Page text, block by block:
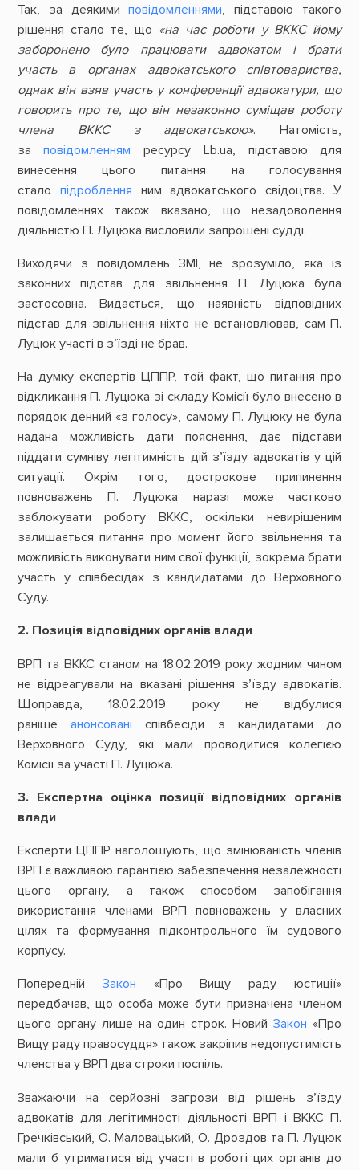
Так, за деякимиповідомленнями, підставою такого
рішення стало те, що «на час роботи у ВККС йому
заборонено було працювати адвокатом і брати
участь в органах адвокатського співтовариства,
однак він взяв участь у конференції адвокатури, що
говорить про те, що він незаконно суміщав роботу
члена ВККС з адвокатською». Натомість,
заповідомленням ресурсу Lb.ua, підставою для
винесення цього питання на голосування
стало підроблення ним адвокатського свідоцтва. У
повідомленнях також вказано, що незадоволення
діяльністю П. Луцюка висловили запрошені судді.
Виходячи з повідомлень ЗМІ, не зрозуміло, яка із
законних підстав для звільнення П. Луцюка була
застосовна. Видається, що наявність відповідних
підстав для звільнення ніхто не встановлював, сам П.
Луцюк участі в з’їзді не брав.
На думку експертів ЦППР, той факт, що питання про
відкликання П. Луцюка зі складу Комісії було внесено в
порядок денний «з голосу», самому П. Луцюку не була
надана можливість дати пояснення, дає підстави
піддати сумніву легітимність дій з’їзду адвокатів у цій
ситуації. Окрім того, дострокове припинення
повноважень П. Луцюка наразі може частково
заблокувати роботу ВККС, оскільки невирішеним
залишається питання про момент його звільнення та
можливість виконувати ним свої функції, зокрема брати
участь у співбесідах з кандидатами до Верховного
Суду.
2. Позиція відповідних органів влади
ВРП та ВККС станом на 18.02.2019 року жодним чином
не відреагували на вказані рішення з’їзду адвокатів.
Щоправда, 18.02.2019 року не відбулися
раніше анонсовані співбесіди з кандидатами до
Верховного Суду, які мали проводитися колегією
Комісії за участі П. Луцюка.
3. Експертна оцінка позиції відповідних органів
влади
Експерти ЦППР наголошують, що змінюваність членів
ВРП є важливою гарантією забезпечення незалежності
цього органу, а також способом запобігання
використання членами ВРП повноважень у власних
цілях та формування підконтрольного їм судового
корпусу.
Попередній Закон «Про Вищу раду юстиції»
передбачав, що особа може бути призначена членом
цього органу лише на один строк. НовийЗакон «Про
Вищу раду правосуддя» також закріпив недопустимість
членства у ВРП два строки поспіль.
Зважаючи на серйозні загрози від рішень з’їзду
адвокатів для легітимності діяльності ВРП і ВККС П.
Гречківський, О. Маловацький, О. Дроздов та П. Луцюк
мали б утриматися від участі в роботі цих органів до